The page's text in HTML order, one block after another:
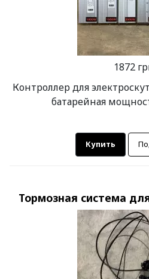
1872
Контроллер для
батарейная
Купить
Тормозная система